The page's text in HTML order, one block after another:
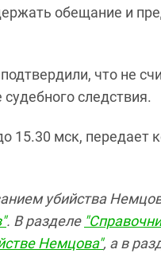
обещание и
что не
следствия.
15.30 мск, передает
убийства
. В разделе
Немцова", а в